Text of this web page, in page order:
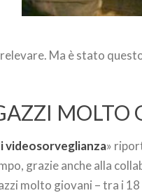
Ma è stato
MOLTO
videosorveglianza»
grazie anche alla
molto giovani – tra i 18